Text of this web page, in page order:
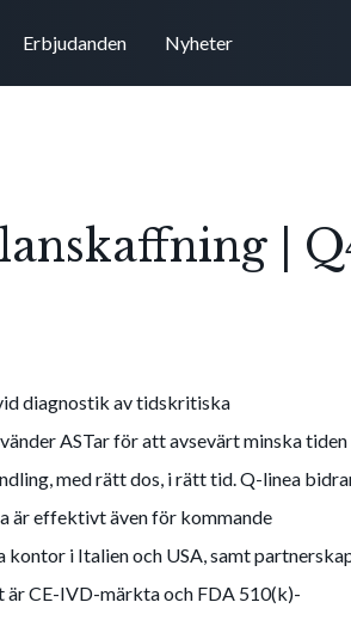
Erbjudanden Nyheter
|
diagnostik av tidskritiska
ASTar för att avsevärt minska tiden
med rätt dos, i rätt tid. Q-linea
är effektivt även för kommande
kontor i Italien och USA, samt
är CE-IVD-märkta och FDA 510(k)-